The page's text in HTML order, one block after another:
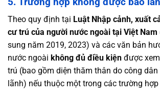
Theo quy định tại Luật Nhập cảnh, xuất
cư trú của người nước ngoài tại Việt Nam
sung năm 2019, 2023) và các văn bản
nước ngoài không đủ điều kiện được
trú (bao gồm diện thăm thân do công
lãnh) nếu thuộc một trong các trường hợp